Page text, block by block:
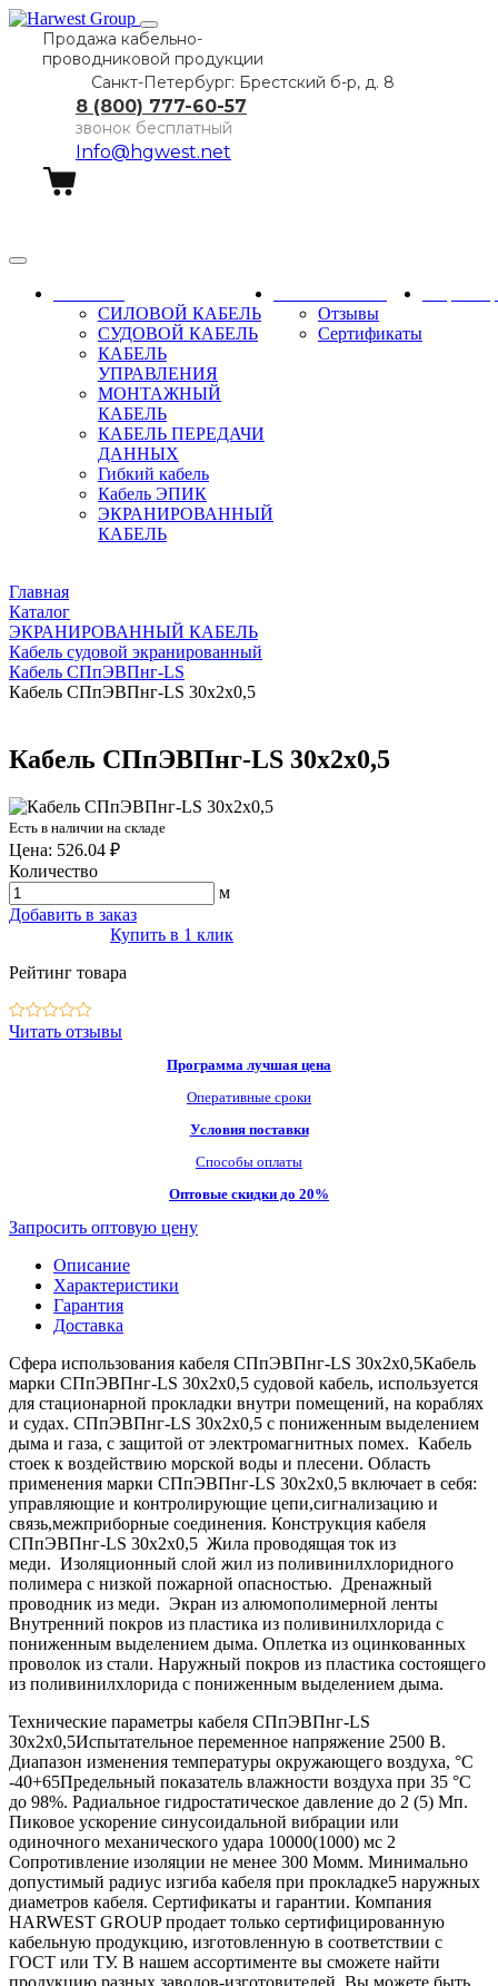
Продажа кабельно-
проводниковой продукции
Санкт-Петербург: Брестский б-р, д. 8
8 (800) 777-60-57
звонок бесплатный
Info@hgwest.net
СИЛОВОЙ КАБЕЛЬ
СУДОВОЙ КАБЕЛЬ
КАБЕЛЬ
УПРАВЛЕНИЯ
МОНТАЖНЫЙ
КАБЕЛЬ
КАБЕЛЬ ПЕРЕДАЧИ
ДАННЫХ
Гибкий кабель
Кабель ЭПИК
ЭКРАНИРОВАННЫЙ
КАБЕЛЬ
Отзывы
Сертификаты
Главная
Каталог
ЭКРАНИРОВАННЫЙ КАБЕЛЬ
Кабель судовой экранированный
Кабель СПпЭВПнг-LS
Кабель СПпЭВПнг-LS 30х2х0,5
Кабель СПпЭВПнг-LS 30х2х0,5
Есть в наличии на складе
Цена: 526.04 ₽
Количество
м
Добавить в заказ
Купить в 1 клик
Рейтинг товара
Читать отзывы
Программа лучшая цена
Оперативные сроки
Условия поставки
Способы оплаты
Оптовые скидки до 20%
Запросить оптовую цену
Описание
Характеристики
Гарантия
Доставка
Сфера использования кабеля СПпЭВПнг-LS 30х2х0,5Кабель
марки СПпЭВПнг-LS 30х2х0,5 судовой кабель, используется
для стационарной прокладки внутри помещений, на кораблях
и судах. СПпЭВПнг-LS 30х2х0,5 с пониженным выделением
дыма и газа, с защитой от электромагнитных помех. Кабель
стоек к воздействию морской воды и плесени. Область
применения марки СПпЭВПнг-LS 30х2х0,5 включает в себя:
управляющие и контролирующие цепи,сигнализацию и
связь,межприборные соединения. Конструкция кабеля
СПпЭВПнг-LS 30х2х0,5 Жила проводящая ток из
меди. Изоляционный слой жил из поливинилхлоридного
полимера с низкой пожарной опасностью. Дренажный
проводник из меди. Экран из алюмополимерной ленты
Внутренний покров из пластика из поливинилхлорида с
пониженным выделением дыма. Оплетка из оцинкованных
проволок из стали. Наружный покров из пластика состоящего
из поливинилхлорида с пониженным выделением дыма.
Технические параметры кабеля СПпЭВПнг-LS
30х2х0,5Испытательное переменное напряжение 2500 В.
Диапазон изменения температуры окружающего воздуха, °С
-40+65Предельный показатель влажности воздуха при 35 °С
до 98%. Радиальное гидростатическое давление до 2 (5) Мп.
Пиковое ускорение синусоидальной вибрации или
одиночного механического удара 10000(1000) мс 2
Сопротивление изоляции не менее 300 Момм. Минимально
допустимый радиус изгиба кабеля при прокладке5 наружных
диаметров кабеля. Сертификаты и гарантии. Компания
HARWEST GROUP продает только сертифицированную
кабельную продукцию, изготовленную в соответствии с
ГОСТ или ТУ. В нашем ассортименте вы сможете найти
продукцию разных заводов-изготовителей. Вы можете быть